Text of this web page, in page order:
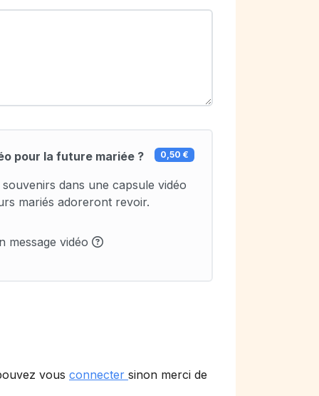
pour la future mariée ? 0,50 €
dans une capsule vidéo
mariés adoreront revoir.
message vidéo
vous connecter sinon merci de